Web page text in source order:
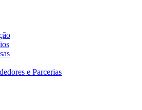
e Parcerias